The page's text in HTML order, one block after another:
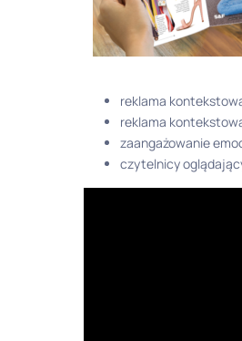
reklama
reklama
zaangażowanie
czytelnicy